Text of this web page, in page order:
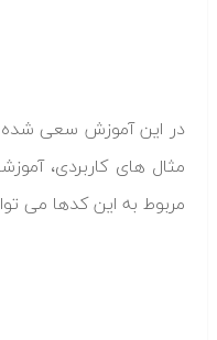
در این آموزش سعی شده
مثال های کاربردی،
مربوط به این کدها می